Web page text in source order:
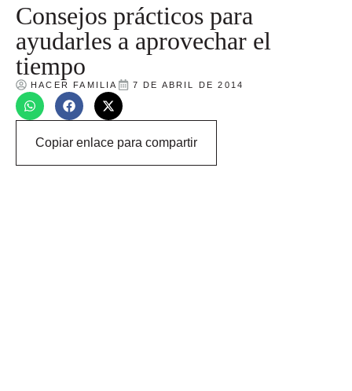
Consejos prácticos para
ayudarles a aprovechar el
tiempo
HACER FAMILIA 7 DE ABRIL DE 2014
Copiar enlace para compartir